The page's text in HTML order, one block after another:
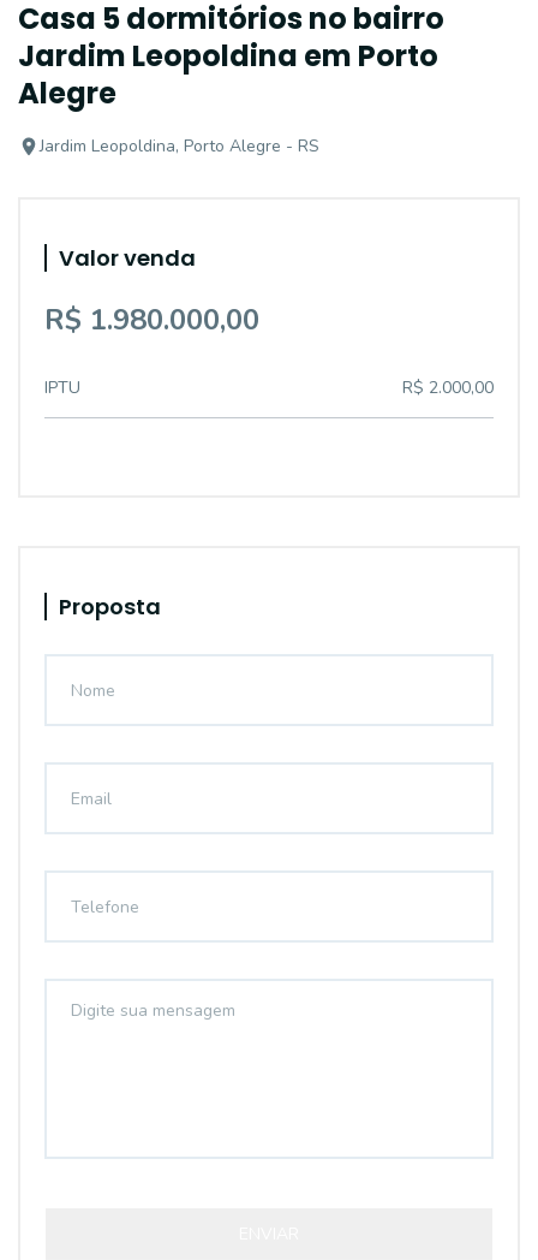
Casa 5 dormitórios no bairro
Jardim Leopoldina em Porto
Alegre
Jardim Leopoldina, Porto Alegre - RS
Valor venda
R$ 1.980.000,00
IPTU R$ 2.000,00
Proposta